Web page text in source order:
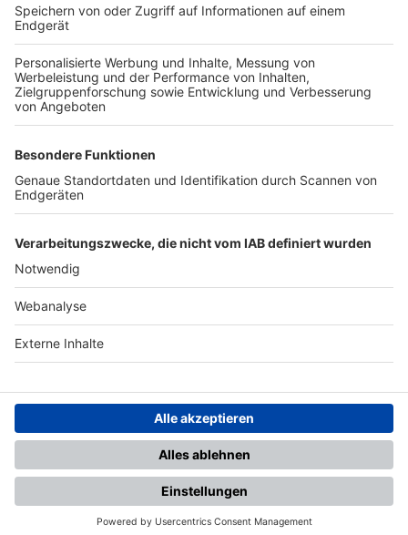
TOP-VEREINE
TOP-PARTNER
Nutzungsbedingungen Datenschutz Impressum